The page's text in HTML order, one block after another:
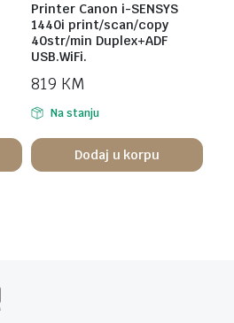
Printer Canon i-SENSYS
1440i print/scan/copy
40str/min Duplex+ADF
USB.WiFi.
819 KM
Na stanju
Dodaj u korpu